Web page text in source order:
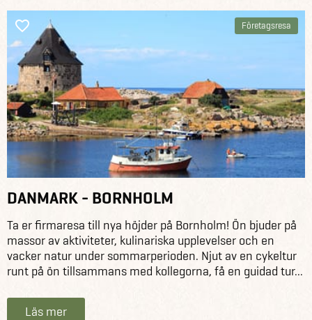
Se alla gruppresor runtom i världen här
Företagsresa
DANMARK - BORNHOLM
Ta er firmaresa till nya höjder på Bornholm! Ön bjuder på
massor av aktiviteter, kulinariska upplevelser och en
vacker natur under sommarperioden. Njut av en cykeltur
runt på ön tillsammans med kollegorna, få en guidad tur...
Läs mer